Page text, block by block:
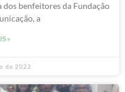
dos benfeitores da Fundação
a
»
de 2022